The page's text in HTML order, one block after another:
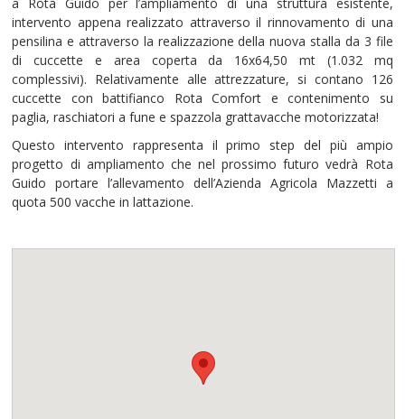
intervento appena realizzato attraverso il rinnovamento di una
pensilina e attraverso la realizzazione della nuova stalla da 3 file
di cuccette e area coperta da 16x64,50 mt (1.032 mq
complessivi). Relativamente alle attrezzature, si contano 126
cuccette con battifianco Rota Comfort e contenimento su
paglia, raschiatori a fune e spazzola grattavacche motorizzata!
Questo intervento rappresenta il primo step del più ampio
progetto di ampliamento che nel prossimo futuro vedrà Rota
Guido portare l’allevamento dell’Azienda Agricola Mazzetti a
quota 500 vacche in lattazione.